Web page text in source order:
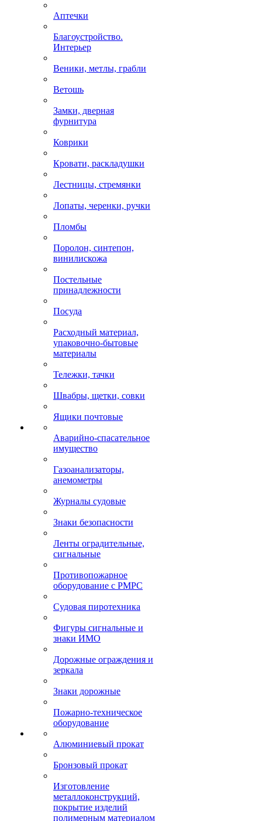
Аптечки
Благоустройство.
Интерьер
Веники, метлы, грабли
Ветошь
Замки, дверная
фурнитура
Коврики
Кровати, раскладушки
Лестницы, стремянки
Лопаты, черенки, ручки
Пломбы
Поролон, синтепон,
винилискожа
Постельные
принадлежности
Посуда
Расходный материал,
упаковочно-бытовые
материалы
Тележки, тачки
Швабры, щетки, совки
Ящики почтовые
Аварийно-спасательное
имущество
Газоанализаторы,
анемометры
Журналы судовые
Знаки безопасности
Ленты оградительные,
сигнальные
Противопожарное
оборудование с РМРС
Судовая пиротехника
Фигуры сигнальные и
знаки ИМО
Дорожные ограждения и
зеркала
Знаки дорожные
Пожарно-техническое
оборудование
Алюминиевый прокат
Бронзовый прокат
Изготовление
металлоконструкций,
покрытие изделий
полимерным материалом